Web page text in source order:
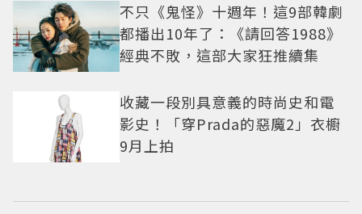
不只《鬼怪》十週年！這9部韓劇
都播出10年了：《請回答1988》
經典不敗，這部大家狂推續集
收藏一段別具意義的時尚史和電
影史！「穿Prada的惡魔2」衣櫥
9月上拍